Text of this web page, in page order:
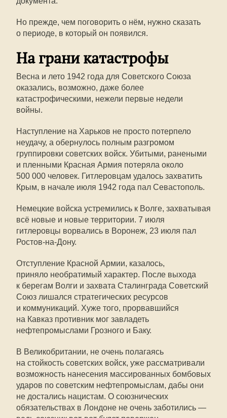
Но прежде, чем поговорить о нём, нужно сказать
о периоде, в который он появился.
На грани катастрофы
Весна и лето 1942 года для Советского Союза
оказались, возможно, даже более
катастрофическими, нежели первые недели
войны.
Наступление на Харьков не просто потерпело
неудачу, а обернулось полным разгромом
группировки советских войск. Убитыми, ранеными
и пленными Красная Армия потеряла около
500 000 человек. Гитлеровцам удалось захватить
Крым, в начале июля 1942 года пал Севастополь.
Немецкие войска устремились к Волге, захватывая
всё новые и новые территории. 7 июля
гитлеровцы ворвались в Воронеж, 23 июля пал
Ростов-на-Дону.
Отступление Красной Армии, казалось,
приняло необратимый характер. После выхода
к берегам Волги и захвата Сталинграда Советский
Союз лишался стратегических ресурсов
и коммуникаций. Хуже того, прорвавшийся
на Кавказ противник мог завладеть
нефтепромыслами Грозного и Баку.
В Великобритании, не очень полагаясь
на стойкость советских войск, уже рассматривали
возможность нанесения массированных бомбовых
ударов по советским нефтепромыслам, дабы они
не достались нацистам. О союзнических
обязательствах в Лондоне не очень заботились —